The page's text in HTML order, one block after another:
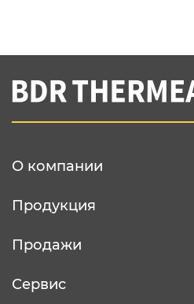
Вы соглашаетесь с нашей
конфеденциальности
О компании
Продукция
Продажи
Сервис